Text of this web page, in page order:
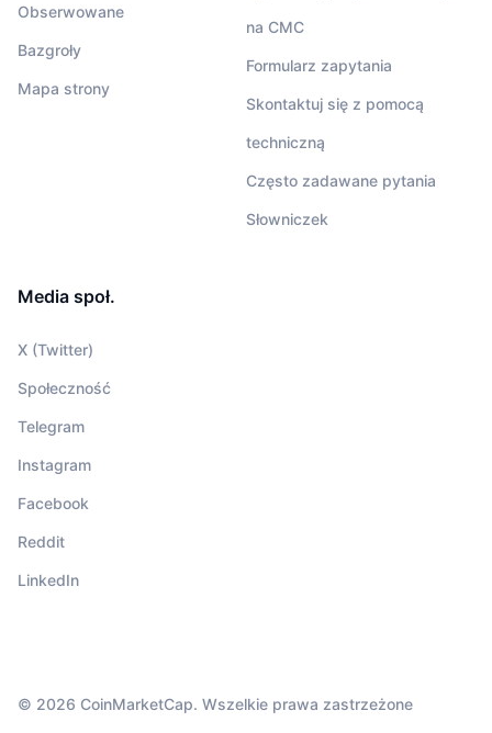
Obserwowane
Bazgroły
Mapa strony
na CMC
Formularz zapytania
Skontaktuj się z pomocą
techniczną
Często zadawane pytania
Słowniczek
Media społ.
X (Twitter)
Społeczność
Telegram
Instagram
Facebook
Reddit
LinkedIn
© 2026 CoinMarketCap. Wszelkie prawa zastrzeżone